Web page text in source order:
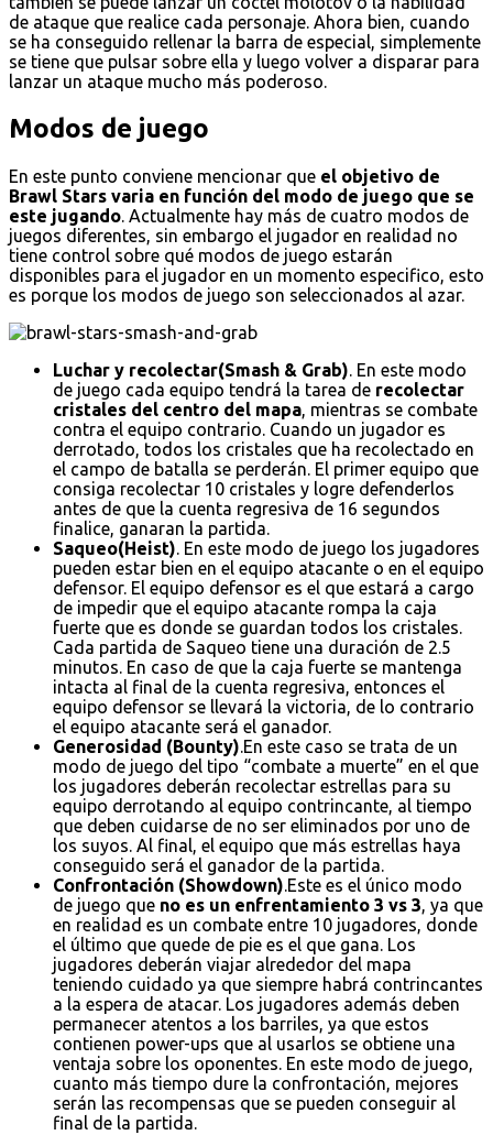
de ataque que realice cada personaje. Ahora bien, cuando
se ha conseguido rellenar la barra de especial, simplemente
se tiene que pulsar sobre ella y luego volver a disparar para
lanzar un ataque mucho más poderoso.
Modos de juego
En este punto conviene mencionar que el objetivo de
Brawl Stars varia en función del modo de juego que se
este jugando. Actualmente hay más de cuatro modos de
juegos diferentes, sin embargo el jugador en realidad no
tiene control sobre qué modos de juego estarán
disponibles para el jugador en un momento especifico, esto
es porque los modos de juego son seleccionados al azar.
Luchar y recolectar(Smash & Grab). En este modo
de juego cada equipo tendrá la tarea de recolectar
cristales del centro del mapa, mientras se combate
contra el equipo contrario. Cuando un jugador es
derrotado, todos los cristales que ha recolectado en
el campo de batalla se perderán. El primer equipo que
consiga recolectar 10 cristales y logre defenderlos
antes de que la cuenta regresiva de 16 segundos
finalice, ganaran la partida.
Saqueo(Heist). En este modo de juego los jugadores
pueden estar bien en el equipo atacante o en el equipo
defensor. El equipo defensor es el que estará a cargo
de impedir que el equipo atacante rompa la caja
fuerte que es donde se guardan todos los cristales.
Cada partida de Saqueo tiene una duración de 2.5
minutos. En caso de que la caja fuerte se mantenga
intacta al final de la cuenta regresiva, entonces el
equipo defensor se llevará la victoria, de lo contrario
el equipo atacante será el ganador.
Generosidad (Bounty).En este caso se trata de un
modo de juego del tipo “combate a muerte” en el que
los jugadores deberán recolectar estrellas para su
equipo derrotando al equipo contrincante, al tiempo
que deben cuidarse de no ser eliminados por uno de
los suyos. Al final, el equipo que más estrellas haya
conseguido será el ganador de la partida.
Confrontación (Showdown).Este es el único modo
de juego que no es un enfrentamiento 3 vs 3, ya que
en realidad es un combate entre 10 jugadores, donde
el último que quede de pie es el que gana. Los
jugadores deberán viajar alrededor del mapa
teniendo cuidado ya que siempre habrá contrincantes
a la espera de atacar. Los jugadores además deben
permanecer atentos a los barriles, ya que estos
contienen power-ups que al usarlos se obtiene una
ventaja sobre los oponentes. En este modo de juego,
cuanto más tiempo dure la confrontación, mejores
serán las recompensas que se pueden conseguir al
final de la partida.